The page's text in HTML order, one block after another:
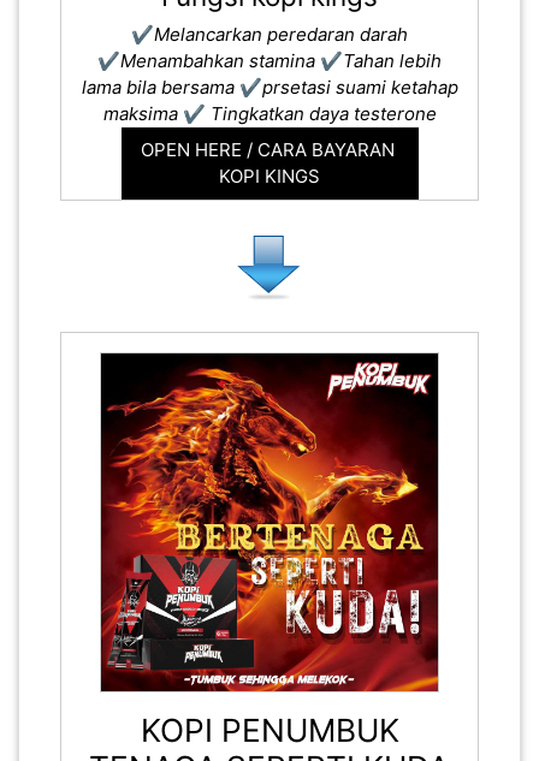
✔️Melancarkan peredaran darah
✔️Menambahkan stamina ✔️Tahan lebih
lama bila bersama ✔️prsetasi suami ketahap
maksima ✔️ Tingkatkan daya testerone
OPEN HERE / CARA BAYARAN
KOPI KINGS
KOPI PENUMBUK